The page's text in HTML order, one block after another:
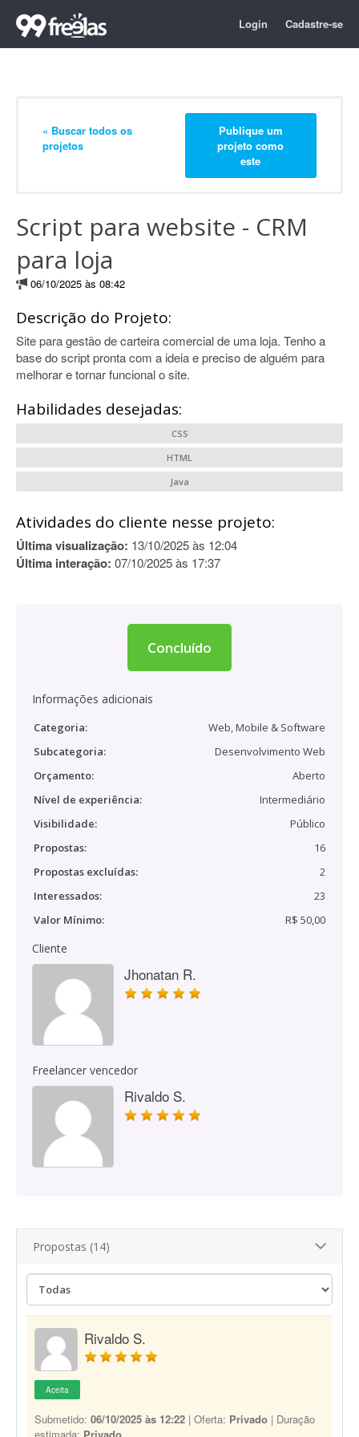
Login Cadastre-se
« Buscar todos os
projetos
Publique um
projeto como
este
Script para website - CRM
para loja
06/10/2025 às 08:42
Descrição do Projeto:
Site para gestão de carteira comercial de uma loja. Tenho a
base do script pronta com a ideia e preciso de alguém para
melhorar e tornar funcional o site.
Habilidades desejadas:
CSS
HTML
Java
Atividades do cliente nesse projeto:
Última visualização: 13/10/2025 às 12:04
Última interação: 07/10/2025 às 17:37
Concluído
Informações adicionais
Categoria:
Web, Mobile & Software
Subcategoria:
Desenvolvimento Web
Orçamento:
Aberto
Nível de experiência:
Intermediário
Visibilidade:
Público
Propostas:
16
Propostas excluídas:
2
Interessados:
23
Valor Mínimo:
R$ 50,00
Cliente
Jhonatan R.
Freelancer vencedor
Rivaldo S.
Propostas (14)
Rivaldo S.
Aceita
Submetido: 06/10/2025 às 12:22 | Oferta: Privado | Duração